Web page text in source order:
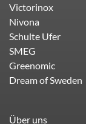
Victorinox
Nivona
Schulte Ufer
SMEG
Greenomic
Dream of Sweden
Über uns